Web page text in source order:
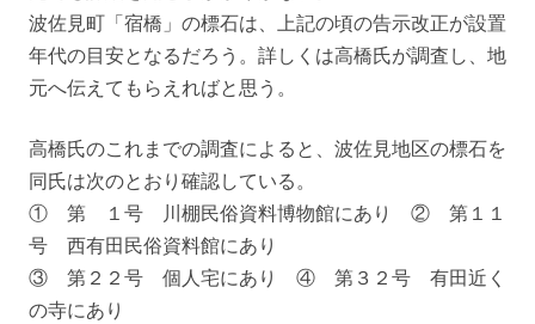
波佐見町「宿橋」の標石は、上記の頃の告示改正が設置
年代の目安となるだろう。詳しくは高橋氏が調査し、地
元へ伝えてもらえればと思う。
高橋氏のこれまでの調査によると、波佐見地区の標石を
同氏は次のとおり確認している。
① 第 １号 川棚民俗資料博物館にあり ② 第１１
号 西有田民俗資料館にあり
③ 第２２号 個人宅にあり ④ 第３２号 有田近く
の寺にあり